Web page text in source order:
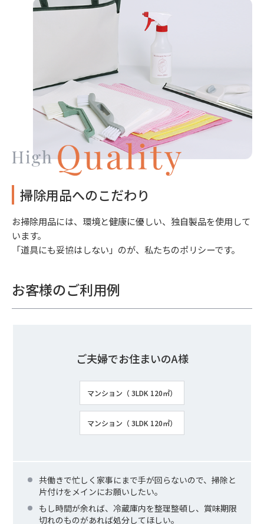
掃除用品へのこだわり
お掃除用品には、環境と健康に優しい、独自製品を使用して
います。
「道具にも妥協はしない」のが、私たちのポリシーです。
お客様のご利用例
ご夫婦でお住まいのA様
マンション（ 3LDK 120㎡）
マンション（ 3LDK 120㎡）
共働きで忙しく家事にまで手が回らないので、掃除と
片付けをメインにお願いしたい。
もし時間が余れば、冷蔵庫内を整理整頓し、賞味期限
切れのものがあれば処分してほしい。